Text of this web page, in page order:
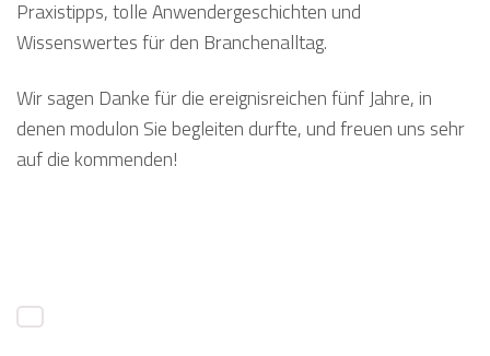
Praxistipps, tolle Anwendergeschichten und
Wissenswertes für den Branchenalltag.
Wir sagen Danke für die ereignisreichen fünf Jahre, in
denen modulon Sie begleiten durfte, und freuen uns sehr
auf die kommenden!